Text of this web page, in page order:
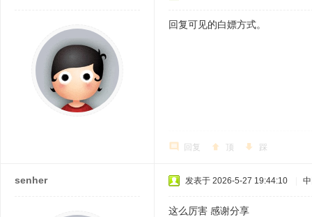
回复可见的白嫖方式。
回复 顶 踩
senher 发表于 2026-5-27 19:44:10
这么厉害 感谢分享